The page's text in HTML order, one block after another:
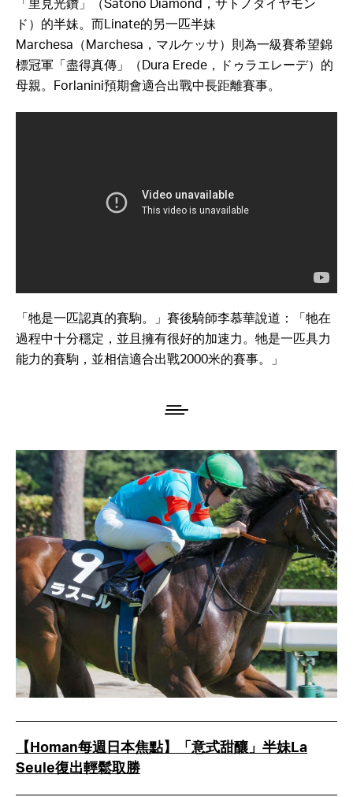
「里見光鑽」（Satono Diamond，サトノダイヤモン
ド）的半妹。而Linate的另一匹半妹
Marchesa（Marchesa，マルケッサ）則為一級賽希望錦
標冠軍「盡得真傳」（Dura Erede，ドゥラエレーデ）的
母親。Forlanini預期會適合出戰中長距離賽事。
「牠是一匹認真的賽駒。」賽後騎師李慕華說道：「牠在
過程中十分穩定，並且擁有很好的加速力。牠是一匹具力
能力的賽駒，並相信適合出戰2000米的賽事。」
【Homan每週日本焦點】「意式甜釀」半妹La
Seule復出輕鬆取勝